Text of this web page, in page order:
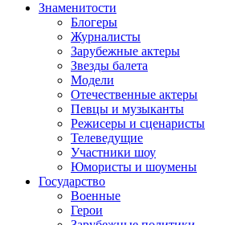
Знаменитости
Блогеры
Журналисты
Зарубежные актеры
Звезды балета
Модели
Отечественные актеры
Певцы и музыканты
Режисеры и сценаристы
Телеведущие
Участники шоу
Юмористы и шоумены
Государство
Военные
Герои